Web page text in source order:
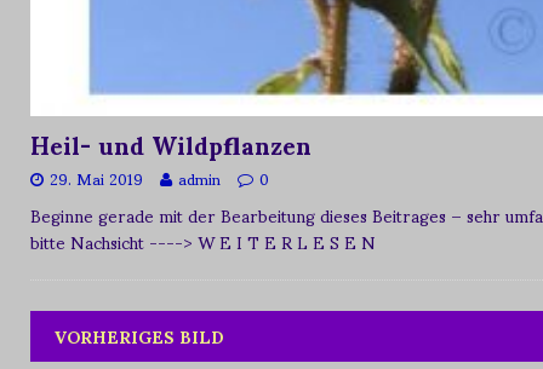
Heil- und Wildpflanzen
29. Mai 2019 admin 0
Beginne gerade mit der Bearbeitung dieses Beitrages – sehr
bitte Nachsicht----> W E I T E R L E S E N
VORHERIGES BILD